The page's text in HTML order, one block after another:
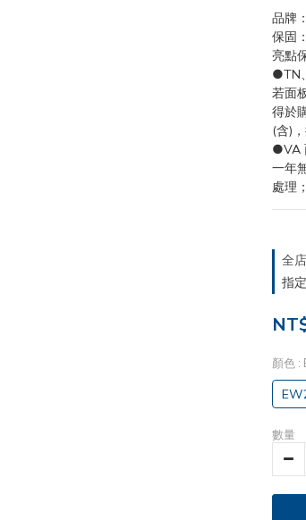
品牌
保固
亮點
●TN
若面
得於
(含)
●VA
一年
處理
全
指
顏色 :
數量